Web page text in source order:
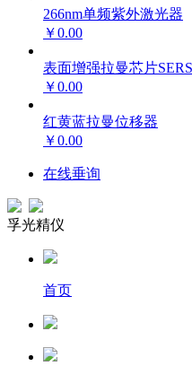
266nm单频紫外激光器
￥0.00
表面增强拉曼芯片SERS
￥0.00
红黄蓝拉曼位移器
￥0.00
在线垂询
孚光精仪
首页